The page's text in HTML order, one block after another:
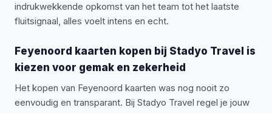
indrukwekkende opkomst van het team tot het laatste
fluitsignaal, alles voelt intens en echt.
Feyenoord kaarten kopen bij Stadyo Travel is
kiezen voor gemak en zekerheid
Het kopen van Feyenoord kaarten was nog nooit zo
eenvoudig en transparant. Bij Stadyo Travel regel je jouw